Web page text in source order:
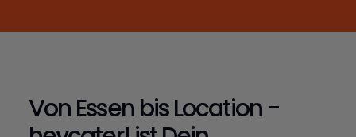
Von Essen bis Location -